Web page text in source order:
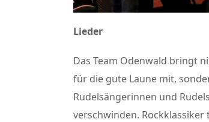
Lieder
Das Team Odenwald bringt
für die gute Laune mit,
Rudelsängerinnen und
verschwinden.